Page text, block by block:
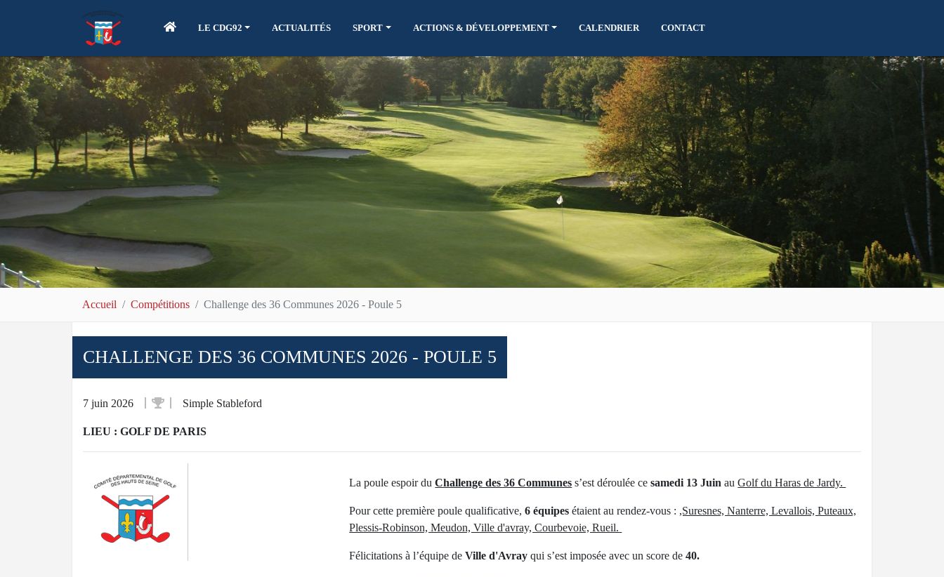
LE CDG92 ACTUALITÉS SPORT ACTIONS & DÉVELOPPEMENT CALENDRIER CONTACT
Accueil Compétitions Challenge des 36 Communes 2026 - Poule 5
CHALLENGE DES 36 COMMUNES 2026 - POULE 5
7 juin 2026 Simple Stableford
LIEU : GOLF DE PARIS
La poule espoir duChallenge des 36 Communes s’est déroulée cesamedi 13 JuinauGolf du Haras de Jardy.
Pour cette première poule qualificative,6 équipes étaient au rendez-vous : ,Suresnes, Nanterre, Levallois, Puteaux,
Plessis-Robinson, Meudon, Ville d'avray, Courbevoie, Rueil.
Félicitations à l’équipe deVille d'Avrayqui s’est imposée avec un score de40.